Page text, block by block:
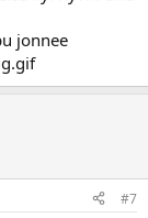
jonnee
#7